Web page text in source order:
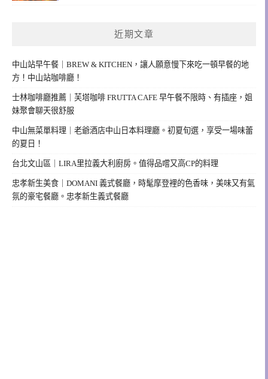
近期文章
中山站早午餐｜BREW & KITCHEN，讓人願意慢下來吃一頓早餐的地
方！中山站咖啡廳！
士林咖啡廳推薦｜芙塔咖啡 FRUTTA CAFE 早午餐不限時、有插座，姐
妹聚會聊天很舒服
中山無菜單料理｜老爺酒店中山日本料理廳。初夏旬選，享受一場味蕾
的夏日！
台北文山區｜LIRA里拉義大利廚房。值得品嚐又高CP的料理
忠孝新生美食｜DOMANI 義式餐廳，時髦摩登裡的色香味，美味又有氣
氛的豪宅餐廳。忠孝新生義式餐廳